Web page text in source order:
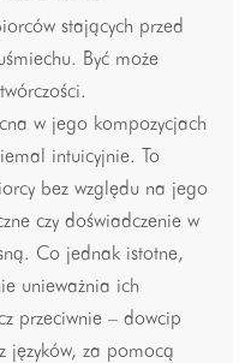
stających przed
Być może
w jego kompozycjach
intuicyjnie. To
bez względu na jego
czy doświadczenie w
Co jednak istotne,
unieważnia ich
przeciwnie – dowcip
języków, za pomocą